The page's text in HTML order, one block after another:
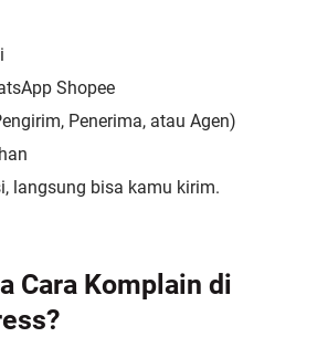
Shopee
Penerima, atau Agen)
langsung bisa kamu kirim.
Cara Komplain di